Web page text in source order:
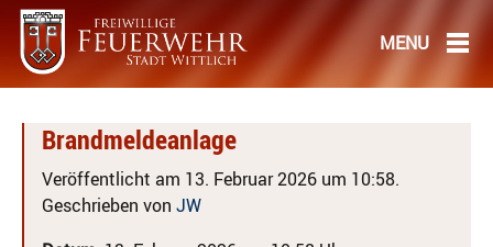
Brandmeldeanlage
Veröffentlicht am 13. Februar 2026 um 10:58.
Geschrieben von JW